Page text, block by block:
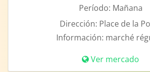
Período: Mañana
Dirección: Place de la
Información: marché
Ver mercado